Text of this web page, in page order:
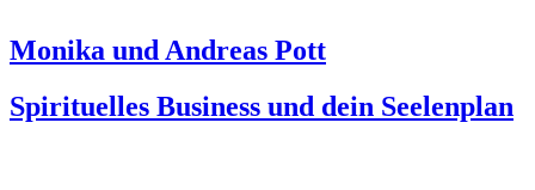
Monika und Andreas Pott
Spirituelles Business und dein Seelenplan